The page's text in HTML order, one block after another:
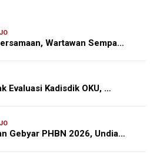
Wartawan Sempa…
Evaluasi Kadisdik OKU, …
Gebyar PHBN 2026, Undia…